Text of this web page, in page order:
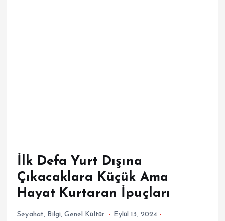
İlk Defa Yurt Dışına
Çıkacaklara Küçük Ama
Hayat Kurtaran İpuçları
Seyahat, Bilgi,Genel Kültür
Eylül 13, 2024